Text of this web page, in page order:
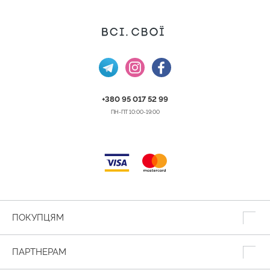
+380 95 017 52 99
ПН-ПТ 10:00-19:00
ПОКУПЦЯМ
ПАРТНЕРАМ